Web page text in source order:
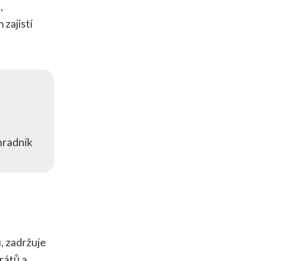
zajistí
zadržuje